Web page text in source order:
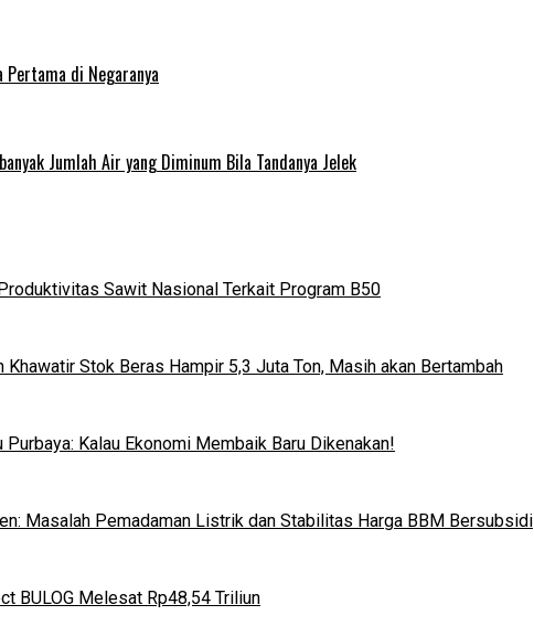
Pertama di Negaranya
Jumlah Air yang Diminum Bila Tandanya Jelek
Sawit Nasional Terkait Program B50
Khawatir Stok Beras Hampir 5,3 Juta Ton, Masih akan Bertambah
Kalau Ekonomi Membaik Baru Dikenakan!
Masalah Pemadaman Listrik dan Stabilitas Harga BBM Bersubsidi
BULOG Melesat Rp48,54 Triliun